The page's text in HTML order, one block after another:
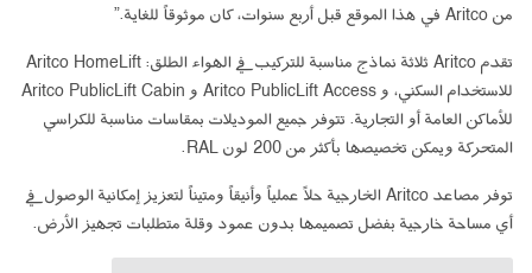
من Aritco في هذا الموقع قبل أربع سنوات، كان موثوقاً للغاية.”
تقدم Aritco ثلاثة نماذج مناسبة للتركيب في الهواء الطلق: Aritco HomeLift
للاستخدام السكني، و Aritco PublicLift Access و Aritco PublicLift Cabin
للأماكن العامة أو التجارية. تتوفر جميع الموديلات بمقاسات مناسبة للكراسي
المتحركة ويمكن تخصيصها بأكثر من 200 لون RAL.
توفر مصاعد Aritco الخارجية حلاً عملياً وأنيقاً ومتيناً لتعزيز إمكانية الوصول في
أي مساحة خارجية بفضل تصميمها بدون عمود وقلة متطلبات تجهيز الأرض.